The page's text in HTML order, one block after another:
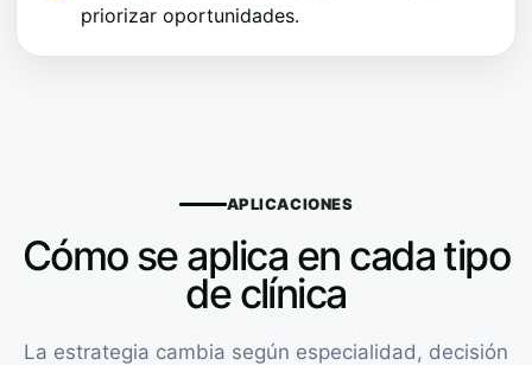
priorizar oportunidades.
APLICACIONES
Cómo se aplica en cada tipo
de clínica
La estrategia cambia según especialidad, decisión